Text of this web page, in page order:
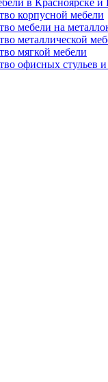
в Красноярске и
корпусной мебели
мебели на
металлической
мягкой мебели
офисных стульев и